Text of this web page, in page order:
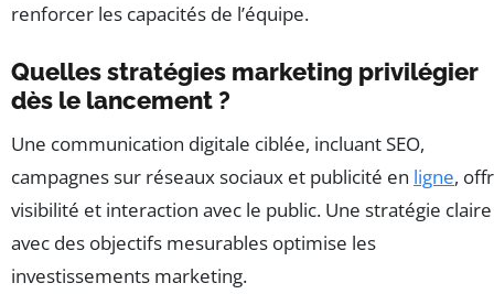
renforcer les capacités de l’équipe.
Quelles stratégies marketing privilégier
dès le lancement ?
Une communication digitale ciblée, incluant SEO,
campagnes sur réseaux sociaux et publicité en ligne,
visibilité et interaction avec le public. Une stratégie claire
avec des objectifs mesurables optimise les
investissements marketing.